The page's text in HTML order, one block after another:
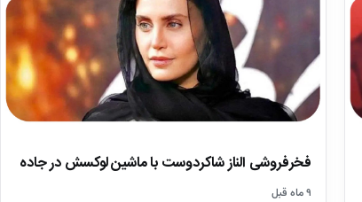
فخرفروشی الناز شاکردوست با ماشین لوکسش در جاده
۹ ماه قبل